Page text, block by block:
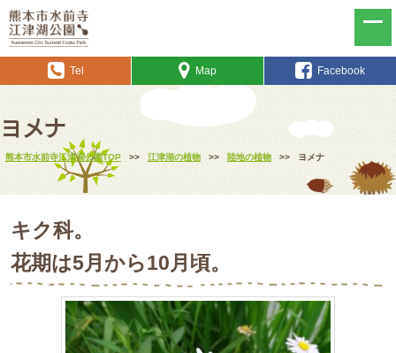
Tel Map Facebook
ヨメナ
熊本市水前寺江津湖公園TOP >> 江津湖の植物 >> 陸地の植物 >> ヨメナ
キク科。
花期は5月から10月頃。